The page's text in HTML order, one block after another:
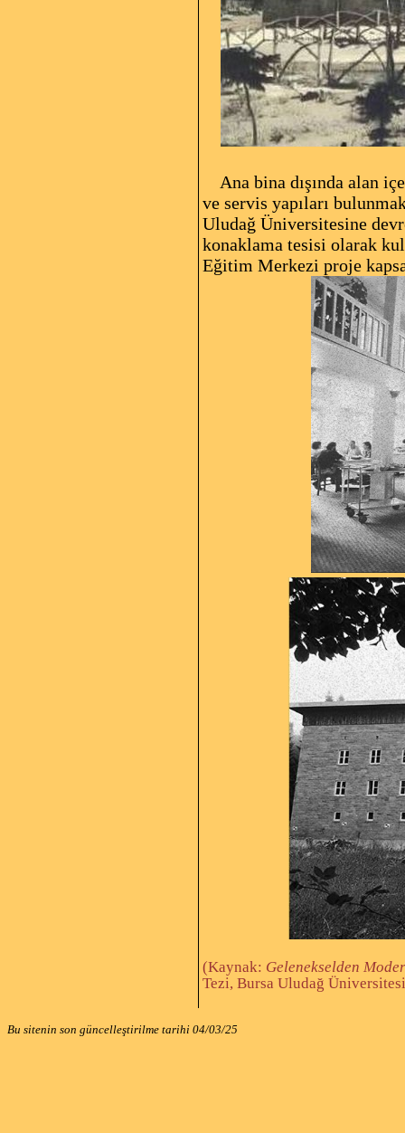
Ana bina dışında alan
ve servis yapıları
Uludağ Üniversitesine
konaklama tesisi olarak
Eğitim Merkezi proje
(Kaynak: Gelenekselden
Tezi, Bursa Uludağ
Bu sitenin son güncelleştirilme tarihi 04/03/25